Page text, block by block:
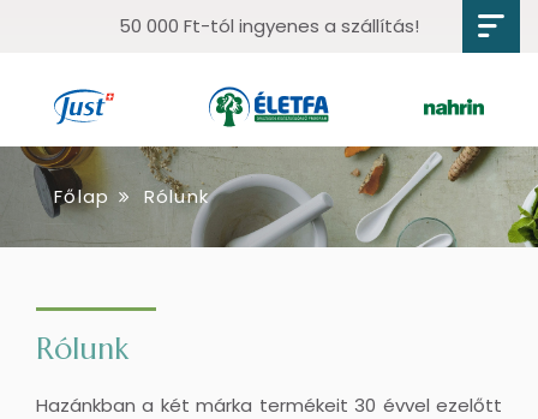
50 000 Ft-tól ingyenes a szállítás!
Főlap Rólunk
Rólunk
Hazánkban a két márka termékeit 30 évvel ezelőtt